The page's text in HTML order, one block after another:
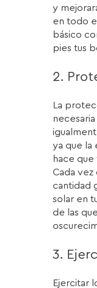
y
en todo
básico
pies tus
2.
La
necesaria
ya que la
hace que
Cada vez
cantidad
solar en
de las
3.
Ejercitar